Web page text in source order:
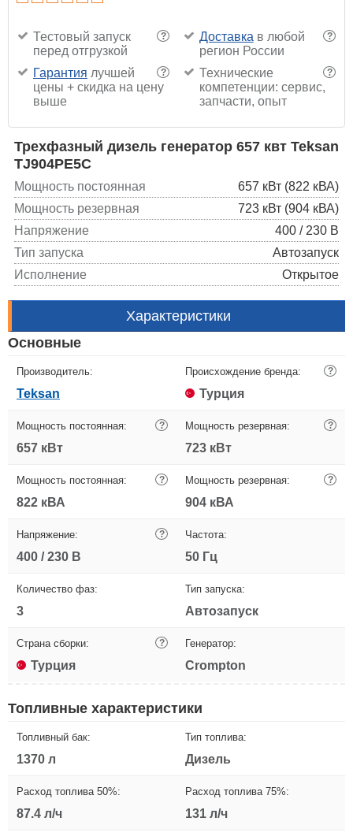
?
Тестовый запуск
перед отгрузкой
?
Доставка в любой
регион России
?
Гарантия лучшей
цены + скидка на цену
выше
?
Технические
компетенции: сервис,
запчасти, опыт
Трехфазный дизель генератор 657 квт Teksan
TJ904PE5C
Мощность постоянная
657 кВт (822 кВА)
Мощность резервная
723 кВт (904 кВА)
Напряжение
400 / 230 В
Тип запуска
Автозапуск
Исполнение
Открытое
Характеристики
Основные
Производитель:
Teksan
Происхождение бренда: ?
Турция
Мощность постоянная: ?
657 кВт
Мощность резервная: ?
723 кВт
Мощность постоянная: ?
822 кВА
Мощность резервная: ?
904 кВА
Напряжение: ?
400 / 230 В
Частота:
50 Гц
Количество фаз:
3
Тип запуска:
Автозапуск
Страна сборки: ?
Турция
Генератор:
Crompton
Топливные характеристики
Топливный бак:
1370 л
Тип топлива:
Дизель
Расход топлива 50%:
87.4 л/ч
Расход топлива 75%:
131 л/ч